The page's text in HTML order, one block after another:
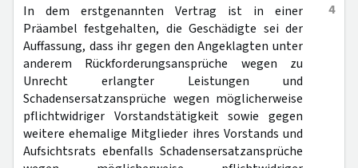
4
In dem erstgenannten Vertrag ist in einer
Präambel festgehalten, die Geschädigte sei der
Auffassung, dass ihr gegen den Angeklagten unter
anderem Rückforderungsansprüche wegen zu
Unrecht erlangter Leistungen und
Schadensersatzansprüche wegen möglicherweise
pflichtwidriger Vorstandstätigkeit sowie gegen
weitere ehemalige Mitglieder ihres Vorstands und
Aufsichtsrats ebenfalls Schadensersatzansprüche